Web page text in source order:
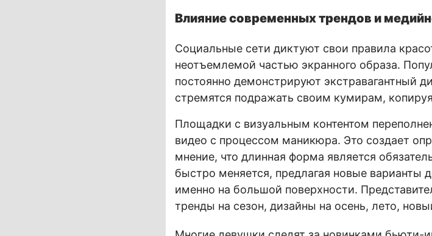
Влияние современных трендов и
Социальные сети диктуют свои правила
неотъемлемой частью экранного образа.
постоянно демонстрируют экстравагантный
стремятся подражать своим кумирам,
Площадки с визуальным контентом
видео с процессом маникюра. Это создает
мнение, что длинная форма является
быстро меняется, предлагая новые варианты
именно на большой поверхности.
тренды на сезон, дизайны на осень, лето,